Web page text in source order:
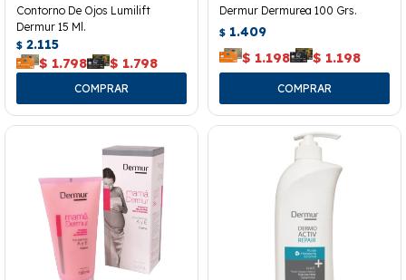
Contorno De Ojos Lumilift
Dermur 15 Ml.
$ 2.115
$ 1.798 $ 1.798
Dermur Dermurea 100 Grs.
$ 1.409
$ 1.198 $ 1.198